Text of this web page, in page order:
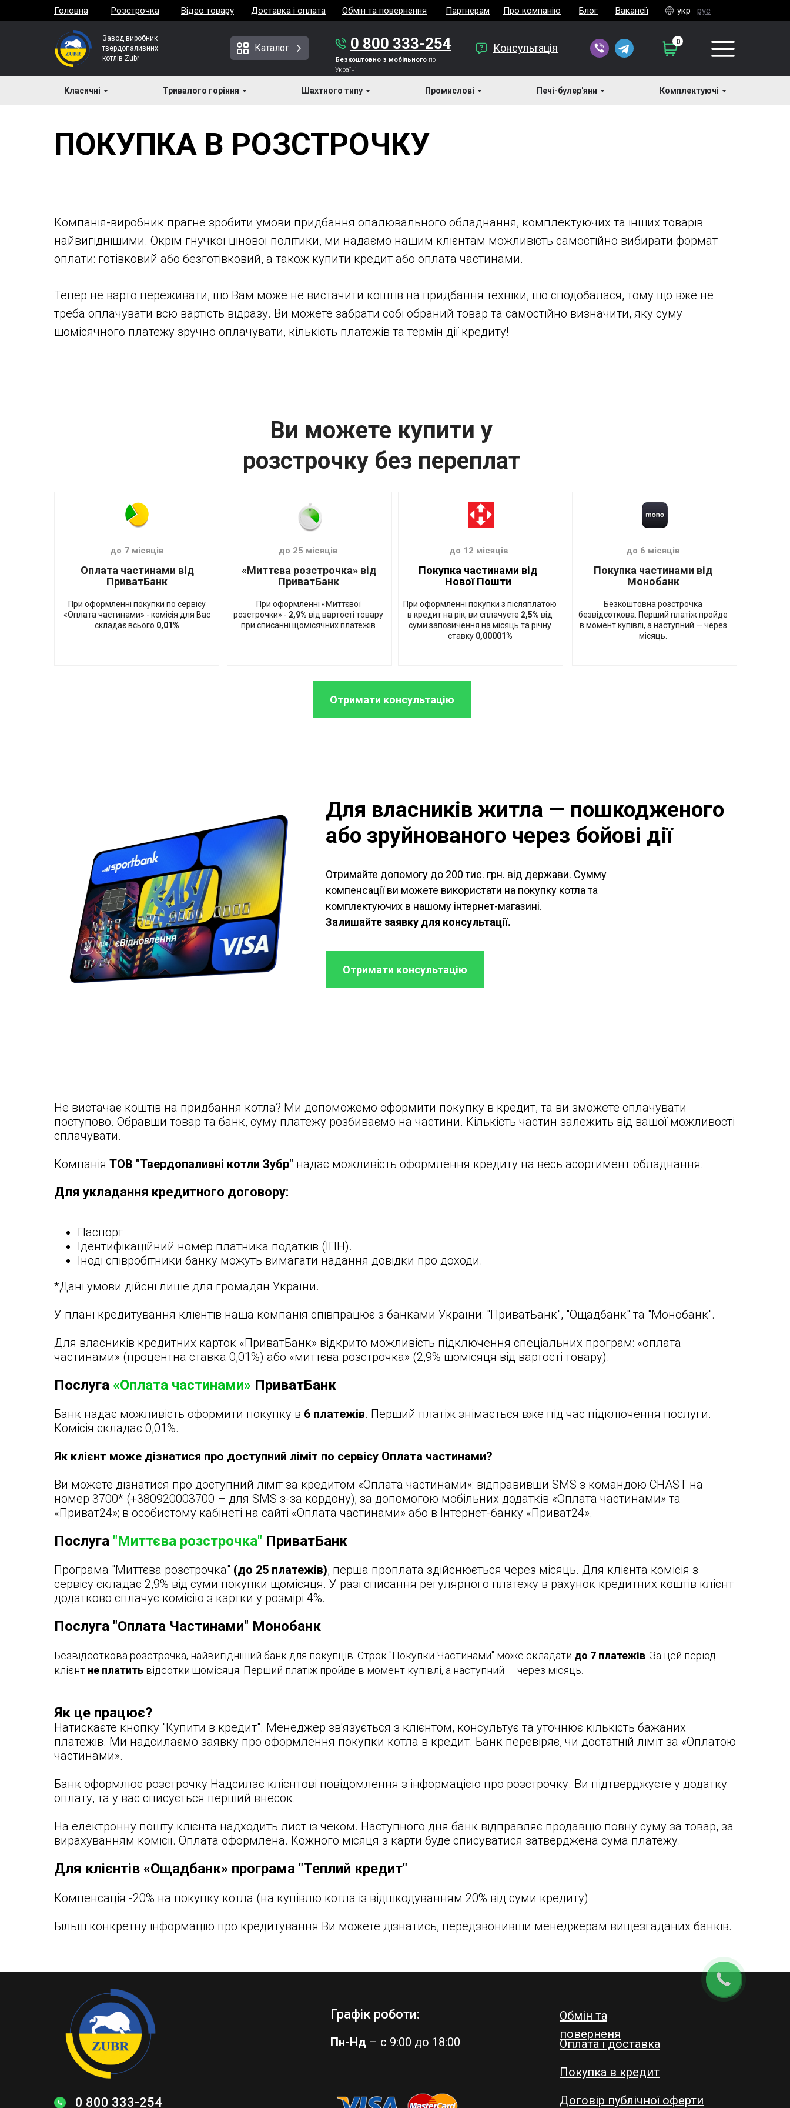
Розстрочка Відео товару Доставка і оплата Обмін та повернення Партнерам Про компанію укр рус
Головна Блог Вакансії
Завод виробник
твердопаливних
котлів Zubr
0
Каталог 0 800 333-254
Безкоштовно з мобільного по
Україні
Консультація
Класичні Тривалого горіння Шахтного типу Промислові Печі-булер'яни Комплектуючі
ПОКУПКА В РОЗСТРОЧКУ
Компанія-виробник прагне зробити умови придбання опалювального обладнання, комплектуючих та інших товарів
найвигіднішими. Окрім гнучкої цінової політики, ми надаємо нашим клієнтам можливість самостійно вибирати формат
оплати: готівковий або безготівковий, а також купити кредит або оплата частинами.
Тепер не варто переживати, що Вам може не вистачити коштів на придбання техніки, що сподобалася, тому що вже не
треба оплачувати всю вартість відразу. Ви можете забрати собі обраний товар та самостійно визначити, яку суму
щомісячного платежу зручно оплачувати, кількість платежів та термін дії кредиту!
Ви можете купити у
розстрочку без переплат
Отримати консультацію
При оформленні покупки з післяплатою
в кредит на рік, ви сплачуєте 2,5% від
суми запозичення на місяць та річну
ставку 0,00001%
до 12 місяців
Покупка частинами від
Нової Пошти
Оплата частинами від
ПриватБанк
При оформленні покупки по сервісу
«Оплата частинами» - комісія для Вас
складає всього 0,01%
до 7 місяців
«Миттєва розстрочка» від
ПриватБанк
до 25 місяців
При оформленні «Миттєвої
розстрочки» - 2,9% від вартості товару
при списанні щомісячних платежів
Покупка частинами від
Монобанк
до 6 місяців
Безкоштовна розстрочка
безвідсоткова. Перший платіж пройде
в момент купівлі, а наступний — через
місяць.
Для власників житла — пошкодженого
або зруйнованого через бойові дії
Отримайте допомогу до 200 тис. грн. від держави. Сумму
компенсації ви можете використати на покупку котла та
комплектуючих в нашому інтернет-магазині.
Залишайте заявку для консультації.
Отримати консультацію
Не вистачає коштів на придбання котла? Ми допоможемо оформити покупку в кредит, та ви зможете сплачувати
поступово. Обравши товар та банк, суму платежу розбиваємо на частини. Кількість частин залежить від вашої можливості
сплачувати.
Компанія ТОВ "Твердопаливні котли Зубр" надає можливість оформлення кредиту на весь асортимент обладнання.
Для укладання кредитного договору:
Паспорт
Ідентифікаційний номер платника податків (ІПН).
Іноді співробітники банку можуть вимагати надання довідки про доходи.
*Дані умови дійсні лише для громадян України.
У плані кредитування клієнтів наша компанія співпрацює з банками України: "ПриватБанк", "Ощадбанк" та "Монобанк".
Для власників кредитних карток «ПриватБанк» відкрито можливість підключення спеціальних програм: «оплата
частинами» (процентна ставка 0,01%) або «миттєва розстрочка» (2,9% щомісяця від вартості товару).
Послуга «Оплата частинами» ПриватБанк
Банк надає можливість оформити покупку в 6 платежів. Перший платіж знімається вже під час підключення послуги.
Комісія складає 0,01%.
Як клієнт може дізнатися про доступний ліміт по сервісу Оплата частинами?
Ви можете дізнатися про доступний ліміт за кредитом «Оплата частинами»: відправивши SMS з командою CHAST на
номер 3700* (+380920003700 – для SMS з-за кордону); за допомогою мобільних додатків «Оплата частинами» та
«Приват24»; в особистому кабінеті на сайті «Оплата частинами» або в Інтернет-банку «Приват24».
Послуга "Миттєва розстрочка" ПриватБанк
Програма "Миттєва розстрочка" (до 25 платежів), перша проплата здійснюється через місяць. Для клієнта комісія з
сервісу складає 2,9% від суми покупки щомісяця. У разі списання регулярного платежу в рахунок кредитних коштів клієнт
додатково сплачує комісію з картки у розмірі 4%.
Послуга "Оплата Частинами" Монобанк
Безвідсоткова розстрочка, найвигідніший банк для покупців. Строк "Покупки Частинами" може складати до 7 платежів . За цей період
клієнт не платить відсотки щомісяця. Перший платіж пройде в момент купівлі, а наступний — через місяць.
Як це працює?
Натискаєте кнопку "Купити в кредит". Менеджер зв'язується з клієнтом, консультує та уточнює кількість бажаних
платежів. Ми надсилаємо заявку про оформлення покупки котла в кредит. Банк перевіряє, чи достатній ліміт за «Оплатою
частинами».
Банк оформлює розстрочку Надсилає клієнтові повідомлення з інформацією про розстрочку. Ви підтверджуєте у додатку
оплату, та у вас списується перший внесок.
На електронну пошту клієнта надходить лист із чеком. Наступного дня банк відправляє продавцю повну суму за товар, за
вирахуванням комісії. Оплата оформлена. Кожного місяця з карти буде списуватися затверджена сума платежу.
Для клієнтів «Ощадбанк» програма "Теплий кредит"
Компенсація -20% на покупку котла (на купівлю котла із відшкодуванням 20% від суми кредиту)
Більш конкретну інформацію про кредитування Ви можете дізнатись, передзвонивши менеджерам вищезгаданих банків.
0 800 333-254
Оплата і доставка
Обмін та
поверненя
Покупка в кредит
Договір публічної оферти
Графік роботи:
Пн-Нд – с 9:00 до 18:00